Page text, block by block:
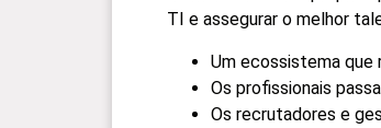
TI e assegurar o melhor
Um ecossistema que
Os profissionais
Os recrutadores e